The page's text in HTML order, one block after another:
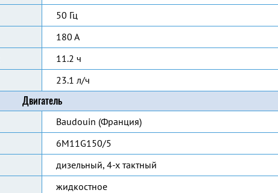
50 Гц
180 А
11.2 ч
23.1 л/ч
Двигатель
Baudouin (Франция)
6M11G150/5
дизельный, 4-х тактный
жидкостное